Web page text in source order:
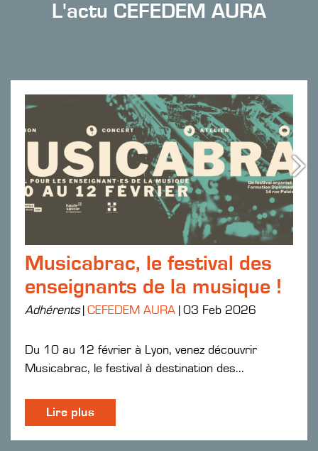
L'actu CEFEDEM AURA
Musicabrac, le festival des
enseignants de la musique !
Adhérents CEFEDEM AURA 03 Feb 2026
Du 10 au 12 février à Lyon, venez découvrir
Musicabrac, le festival à destination des...
Lire plus